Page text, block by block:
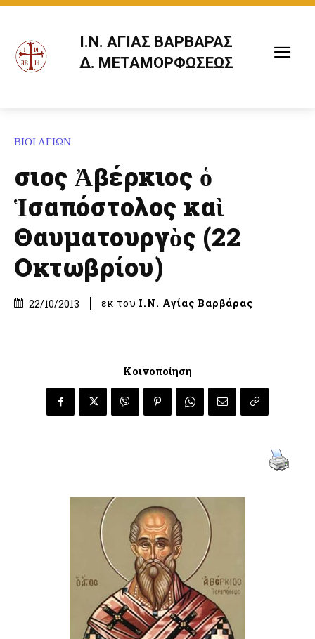
Ι.Ν. ΑΓΙΑΣ ΒΑΡΒΑΡΑΣ
Δ. ΜΕΤΑΜΟΡΦΩΣΕΩΣ
ΒΙΟΙ ΑΓΙΩΝ
Ὅσιος Ἀβέρκιος ὁ
Ἱσαπόστολος καὶ
Θαυματουργὸς (22
Οκτωβρίου)
22/10/2013 εκ του Ι.Ν. Αγίας Βαρβάρας
Κοινοποίηση